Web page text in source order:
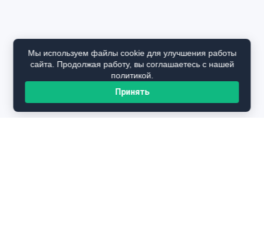
Мы используем файлы cookie для улучшения работы
сайта. Продолжая работу, вы соглашаетесь с нашей
политикой.
Принять